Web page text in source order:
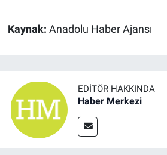
Kaynak: Anadolu Haber Ajansı
EDITÖR HAKKINDA
Haber Merkezi